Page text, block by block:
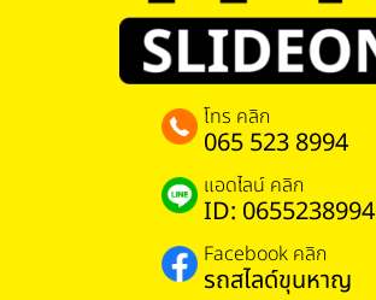
โทร คลิก
065 523 8994
แอดไลน์ คลิก
ID: 0655238994
Facebook คลิก
รถสไลด์ขุนหาญ